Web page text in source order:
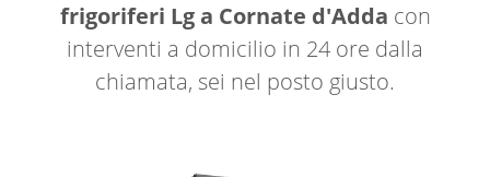
frigoriferi Lg a Cornate d'Adda con
interventi a domicilio in 24 ore dalla
chiamata, sei nel posto giusto.